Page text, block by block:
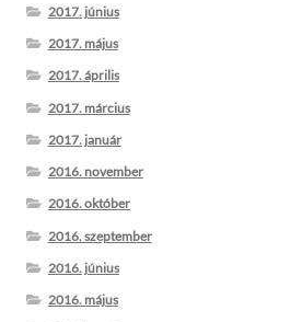
2017. június
2017. május
2017. április
2017. március
2017. január
2016. november
2016. október
2016. szeptember
2016. június
2016. május